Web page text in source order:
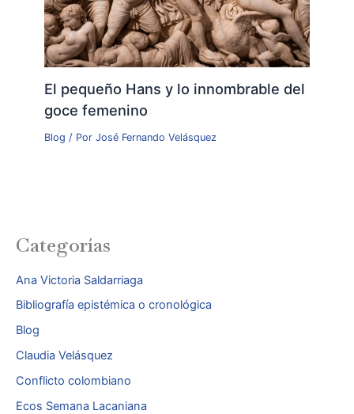
El pequeño Hans y lo innombrable del
goce femenino
Blog / PorJosé Fernando Velásquez
Categorías
Ana Victoria Saldarriaga
Bibliografía epistémica o cronológica
Blog
Claudia Velásquez
Conflicto colombiano
Ecos Semana Lacaniana